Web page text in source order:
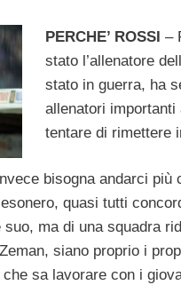
PERCHE’ ROSSI –
stato l’allenatore
stato in guerra, ha
allenatori
tentare di rimettere
bisogna andarci più
quasi tutti
ma di una squadra
siano proprio i
sa lavorare con i